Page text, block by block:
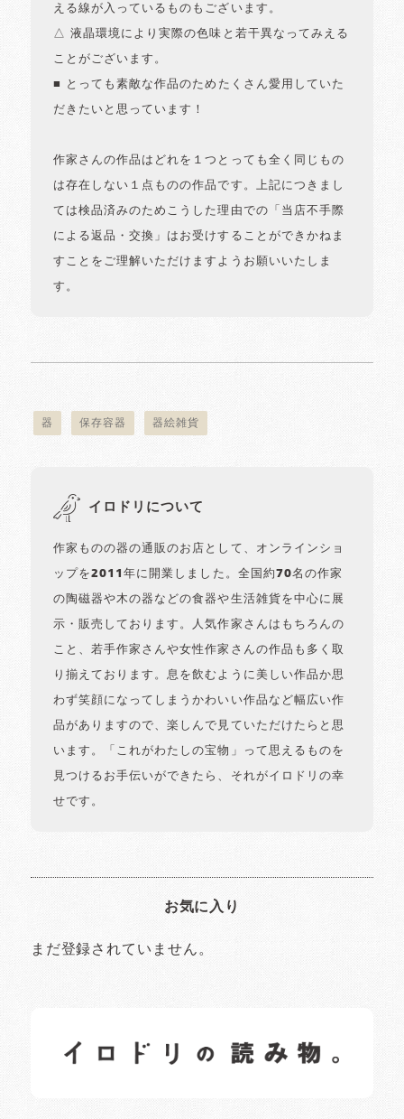
える線が入っているものもございます。
△ 液晶環境により実際の色味と若干異なってみえる
ことがございます。
■ とっても素敵な作品のためたくさん愛用していた
だきたいと思っています！
作家さんの作品はどれを１つとっても全く同じもの
は存在しない１点ものの作品です。上記につきまし
ては検品済みのためこうした理由での「当店不手際
による返品・交換」はお受けすることができかねま
すことをご理解いただけますようお願いいたしま
す。
器 保存容器 器絵雑貨
イロドリについて
作家ものの器の通販のお店として、オンラインショ
ップを2011年に開業しました。全国約70名の作家
の陶磁器や木の器などの食器や生活雑貨を中心に展
示・販売しております。人気作家さんはもちろんの
こと、若手作家さんや女性作家さんの作品も多く取
り揃えております。息を飲むように美しい作品か思
わず笑顔になってしまうかわいい作品など幅広い作
品がありますので、楽しんで見ていただけたらと思
います。「これがわたしの宝物」って思えるものを
見つけるお手伝いができたら、それがイロドリの幸
せです。
お気に入り
まだ登録されていません。
日常の様子など随時更新中です。